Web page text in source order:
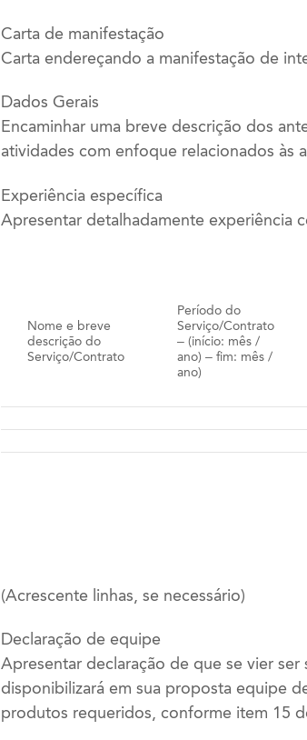
Carta de manifestação
Carta endereçando a manifestação de
Dados Gerais
Encaminhar uma breve descrição dos
atividades com enfoque relacionados às
Experiência específica
Apresentar detalhadamente experiência
Nome e breve
descrição do
Serviço/Contrato
Período do
Serviço/Contrato
– (início: mês /
ano) – fim: mês /
ano)
(Acrescente linhas, se necessário)
Declaração de equipe
Apresentar declaração de que se vier
disponibilizará em sua proposta equipe
produtos requeridos, conforme item 15